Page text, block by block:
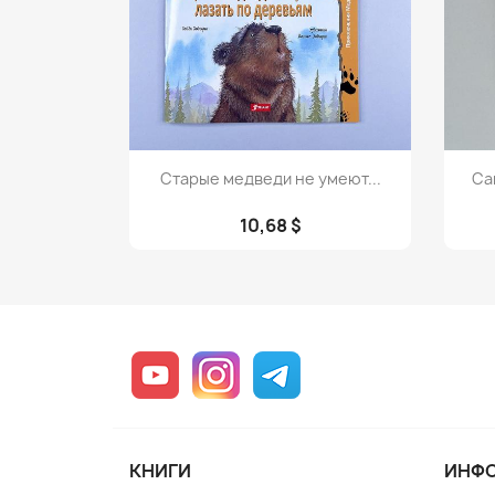
Просмотр
Старые медведи не умеют...
10,68 $
YouTube Instagram
КНИГИ